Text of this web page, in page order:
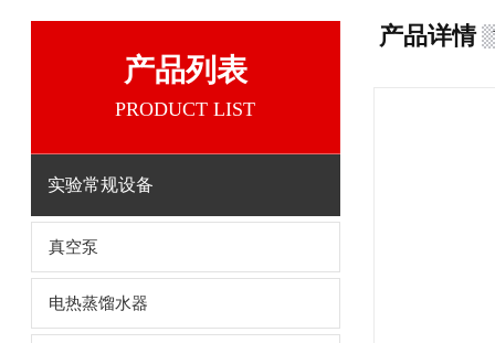
产品列表
PRODUCT LIST
实验常规设备
真空泵
电热蒸馏水器
产品详情